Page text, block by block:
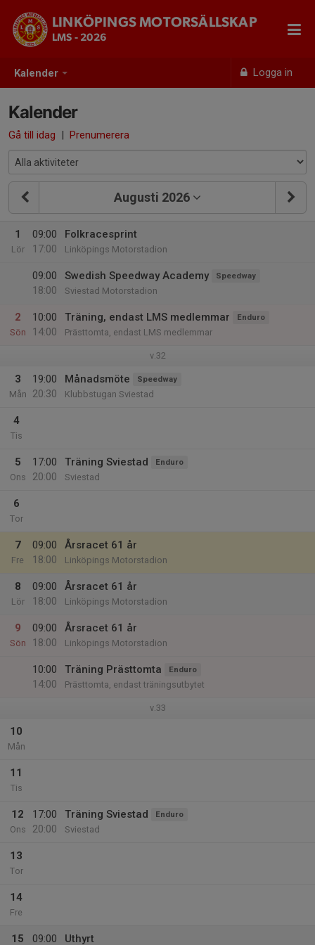
Kalender Logga in
LINKÖPINGS MOTORSÄLLSKAP
LMS - 2026
Kalender
Gå till idag | Prenumerera
Augusti 2026
1
Lör
09:00
17:00
Folkracesprint
Linköpings Motorstadion
09:00
18:00
Swedish Speedway Academy Speedway
Sviestad Motorstadion
2
Sön
10:00
14:00
Träning, endast LMS medlemmar Enduro
Prästtomta, endast LMS medlemmar
v.32
3
Mån
19:00
20:30
Månadsmöte Speedway
Klubbstugan Sviestad
4
Tis
5
Ons
17:00
20:00
Träning Sviestad Enduro
Sviestad
6
Tor
7
Fre
09:00
18:00
Årsracet 61 år
Linköpings Motorstadion
8
Lör
09:00
18:00
Årsracet 61 år
Linköpings Motorstadion
9
Sön
09:00
18:00
Årsracet 61 år
Linköpings Motorstadion
10:00
14:00
Träning Prästtomta Enduro
Prästtomta, endast träningsutbytet
v.33
10
Mån
11
Tis
12
Ons
17:00
20:00
Träning Sviestad Enduro
Sviestad
13
Tor
14
Fre
15
09:00
Uthyrt